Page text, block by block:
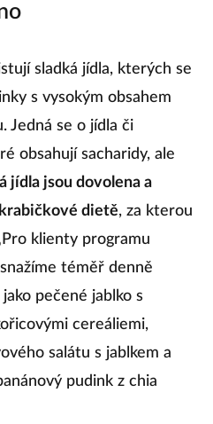
sladká jídla, kterých se
s vysokým obsahem
Jedná se o jídla či
obsahují sacharidy, ale
jídla jsou dovolena a
dietě, za kterou
klienty programu
téměř denně
pečené jablko s
cereáliemi,
salátu s jablkem a
pudink z chia